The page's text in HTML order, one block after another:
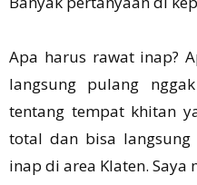
Apa harus rawat inap?
langsung pulang
tentang tempat khitan
total dan bisa
inap di area Klaten. Saya